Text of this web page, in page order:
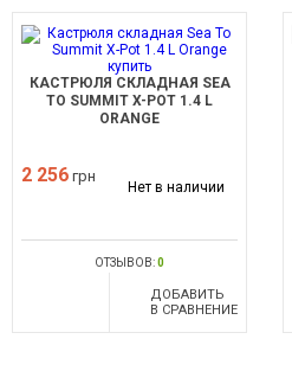
КАСТРЮЛЯ СКЛАДНАЯ SEA
TO SUMMIT X-POT 1.4 L
ORANGE
2 256 грн
Нет в наличии
ОТЗЫВОВ:0
ДОБАВИТЬ
В СРАВНЕНИЕ